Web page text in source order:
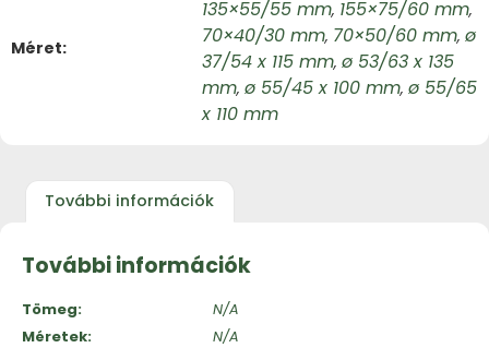
Méret
135×55/55 mm, 155×75/60 mm,
70×40/30 mm, 70×50/60 mm, ø
37/54 x 115 mm, ø 53/63 x 135
mm, ø 55/45 x 100 mm, ø 55/65
x 110 mm
További információk
További információk
Tömeg
N/A
Méretek
N/A